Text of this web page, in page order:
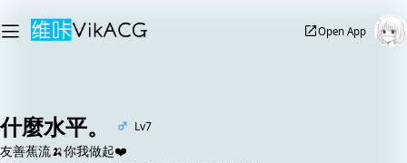
Open App
什麼水平。 Lv7
友善蕉流🍌你我做起❤️